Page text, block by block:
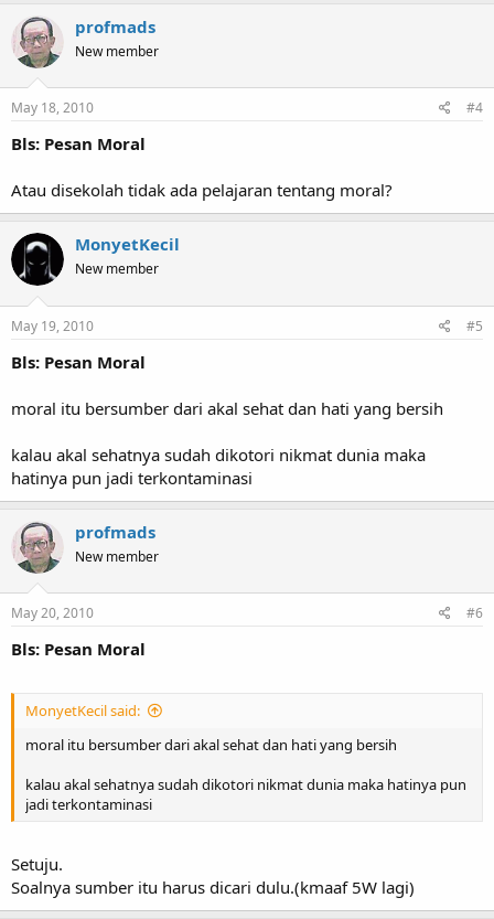
profmads
New member
May 18, 2010 #4
Bls: Pesan Moral
Atau disekolah tidak ada pelajaran tentang moral?
MonyetKecil
New member
May 19, 2010 #5
Bls: Pesan Moral
moral itu bersumber dari akal sehat dan hati yang bersih
kalau akal sehatnya sudah dikotori nikmat dunia maka
hatinya pun jadi terkontaminasi
profmads
New member
May 20, 2010 #6
Bls: Pesan Moral
MonyetKecil said:
moral itu bersumber dari akal sehat dan hati yang bersih
kalau akal sehatnya sudah dikotori nikmat dunia maka hatinya pun
jadi terkontaminasi
Setuju.
Soalnya sumber itu harus dicari dulu.(kmaaf 5W lagi)